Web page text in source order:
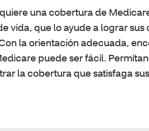
una cobertura de
vida, que lo ayude a lograr sus
la orientación adecuada,
puede ser fácil.
la cobertura que satisfaga